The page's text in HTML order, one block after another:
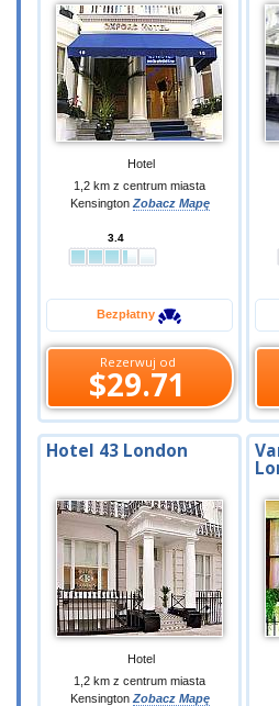
Hotel
1,2 km z centrum miasta
Kensington Zobacz Mapę
3.4
Bezpłatny
Rezerwuj od
$29.71
Hotel 43 London
Hotel
1,2 km z centrum miasta
Kensington Zobacz Mapę